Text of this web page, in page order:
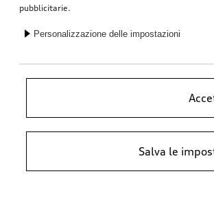
IVA inclusa. I prezzi presso il concessionario
Audi necessari.
pubblicitarie.
Personalizzazione delle impostazioni
Salva le